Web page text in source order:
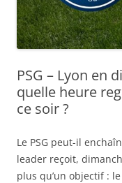
PSG – Lyon en
quelle heure
ce soir ?
Le PSG peut-il
leader reçoit,
plus qu’un objectif :